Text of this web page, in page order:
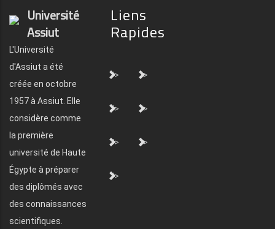
Université
Assiut
L'Université
d'Assiut a été
créée en octobre
1957 à Assiut. Elle
considère comme
la première
université de Haute
Égypte à préparer
des diplômés avec
des connaissances
scientifiques.
Liens
Rapides
"> ">
"> ">
"> ">
">